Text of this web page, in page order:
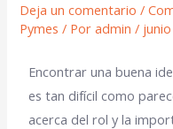
Deja un comentario /
Pymes / Poradmin /
Encontrar una buena
es tan difícil como
acerca del rol y la